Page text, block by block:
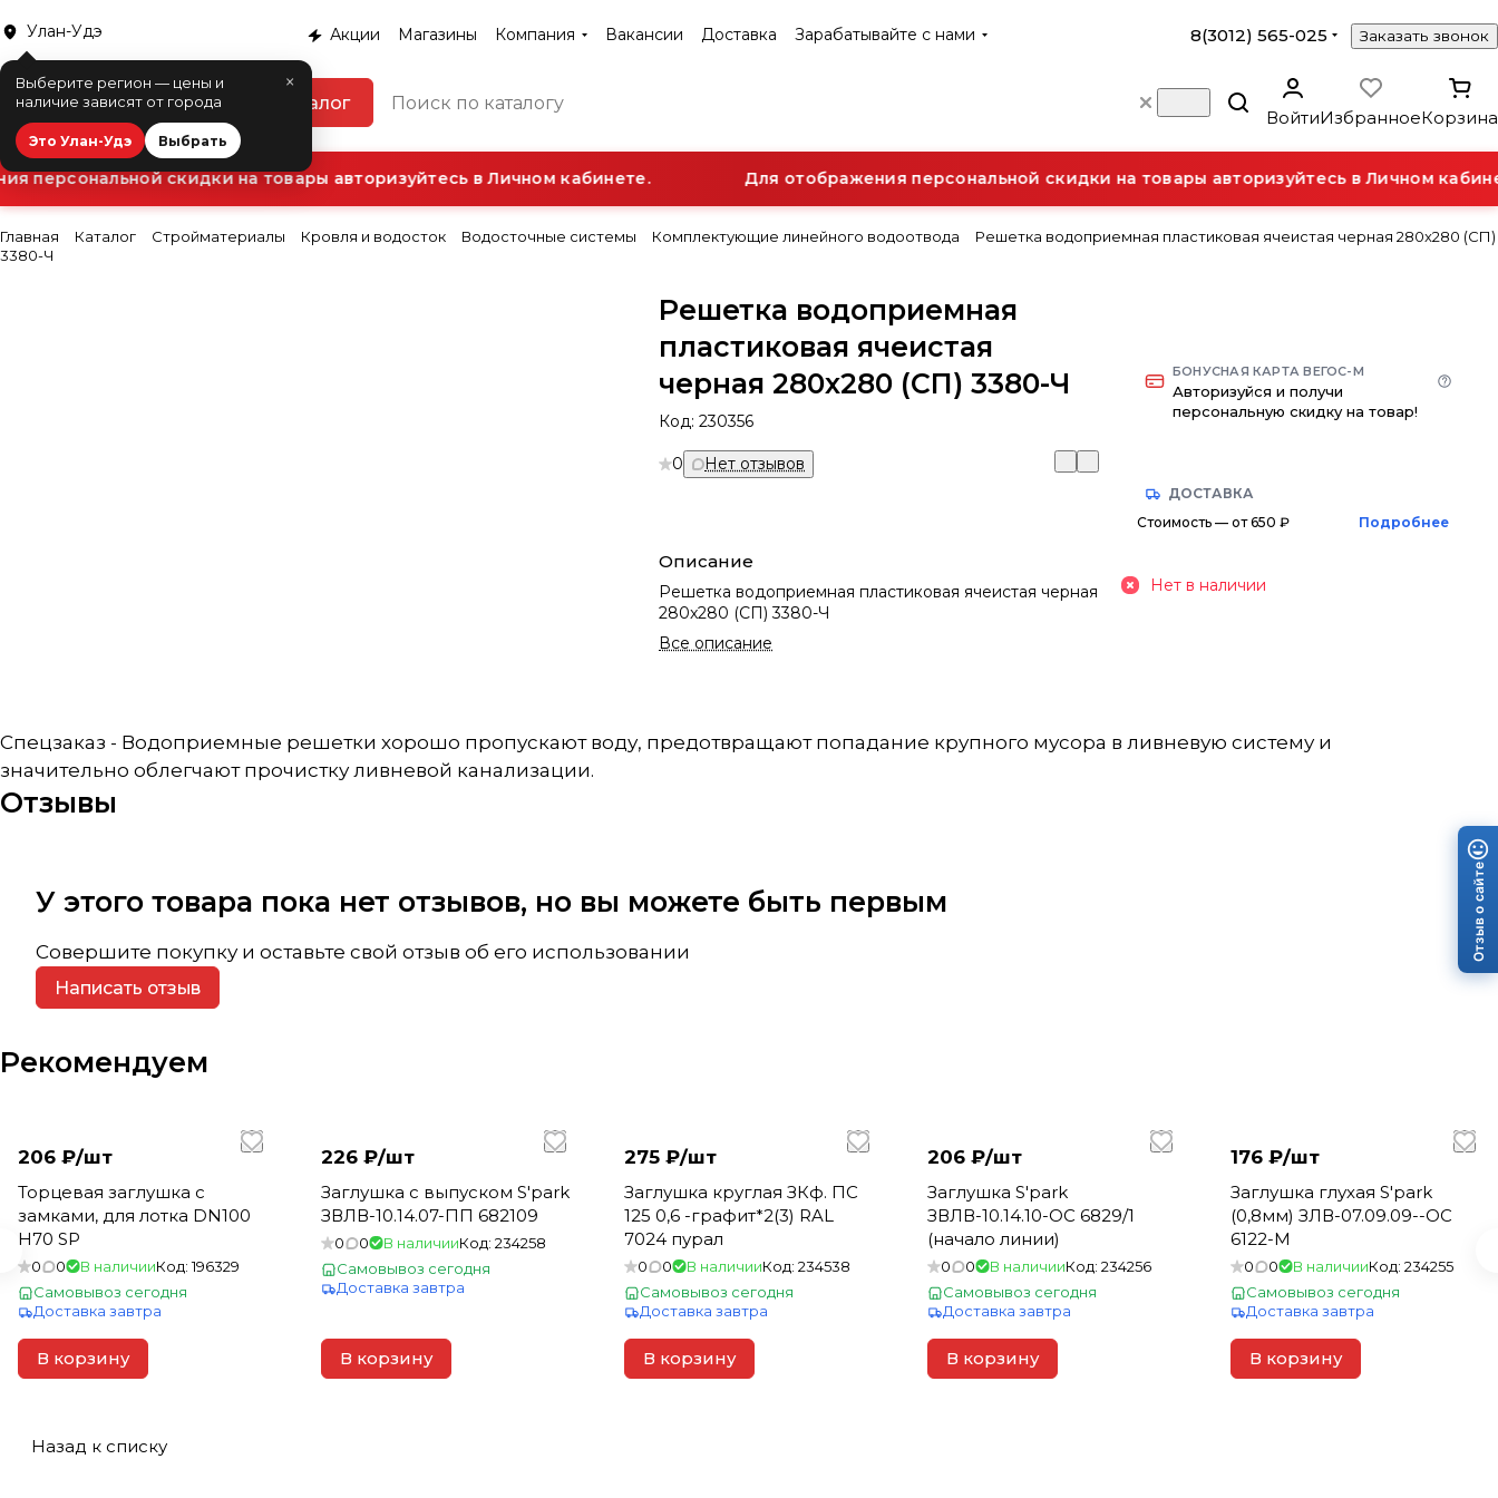
Улан-Удэ
×
Выберите регион — цены и
наличие зависят от города
Это Улан-Удэ Выбрать
Акции Магазины Компания Вакансии Доставка Зарабатывайте с нами 8(3012) 565-025 Заказать звонок
Каталог
ВойтиИзбранноеКорзина
персональной скидки на товары авторизуйтесь в Личном кабинете. Для отображения персональной скидки на товары авторизуйтесь в Личном
Главная Каталог Стройматериалы Кровля и водосток Водосточные системы Комплектующие линейного водоотвода
Решетка водоприемная пластиковая ячеистая черная 280x280 (СП)
3380-Ч
Решетка водоприемная
пластиковая ячеистая
черная 280x280 (СП) 3380-Ч
Код:230356
0 Нет отзывов
Описание
Решетка водоприемная пластиковая ячеистая черная
280x280 (СП) 3380-Ч
Все описание
БОНУСНАЯ КАРТА ВЕГОС-М
Авторизуйся и получи
персональную скидку на товар!
ДОСТАВКА
Стоимость — от 650 ₽
Подробнее
Нет в наличии
Спецзаказ - Водоприемные решетки хорошо пропускают воду, предотвращают попадание крупного мусора в ливневую систему и
значительно облегчают прочистку ливневой канализации.
Отзывы
У этого товара пока нет отзывов, но вы можете быть первым
Совершите покупку и оставьте свой отзыв об его использовании
Написать отзыв
Рекомендуем
206 ₽/шт
Торцевая заглушка с
замками, для лотка DN100
Н70 SP
0 0 В наличииКод:196329
Самовывоз сегодня
Доставка завтра
В корзину
226 ₽/шт
Заглушка с выпуском S'park
ЗВЛВ-10.14.07-ПП 682109
0 0 В наличииКод: 234258
Самовывоз сегодня
Доставка завтра
В корзину
275 ₽/шт
Заглушка круглая ЗКф. ПС
125 0,6 -графит*2(3) RAL
7024 пурал
0 0 В наличииКод: 234538
Самовывоз сегодня
Доставка завтра
В корзину
206 ₽/шт
Заглушка S'park
ЗВЛВ-10.14.10-ОС 6829/1
(начало линии)
0 0 В наличииКод: 234256
Самовывоз сегодня
Доставка завтра
В корзину
176 ₽/шт
Заглушка глухая S'park
(0,8мм) ЗЛВ-07.09.09--ОС
6122-М
0 0 В наличииКод: 234255
Самовывоз сегодня
Доставка завтра
В корзину
Назад к списку
Отзыв о сайте